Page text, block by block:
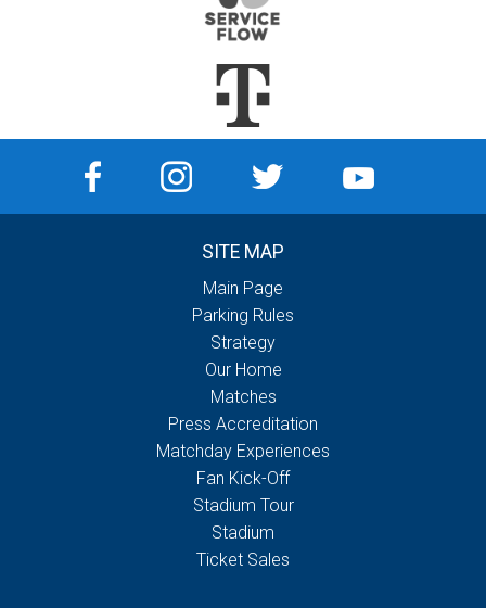
SITE MAP
Main Page
Parking Rules
Strategy
Our Home
Matches
Press Accreditation
Matchday Experiences
Fan Kick-Off
Stadium Tour
Stadium
Ticket Sales